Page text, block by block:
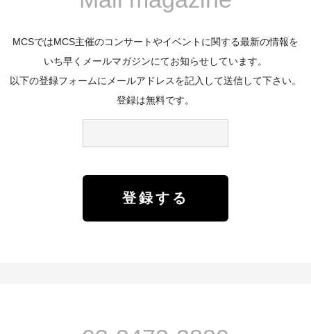
MCSではMCS主催のコンサートやイベントに関する最新の情報を
いち早くメールマガジンにてお知らせしています。
以下の登録フォームにメールアドレスを記入して送信して下さい。
登録は無料です。